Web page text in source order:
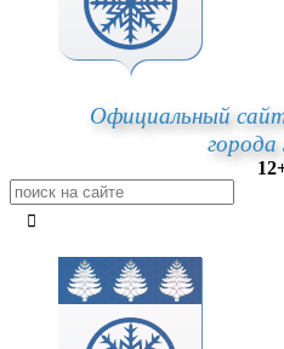
Официальный